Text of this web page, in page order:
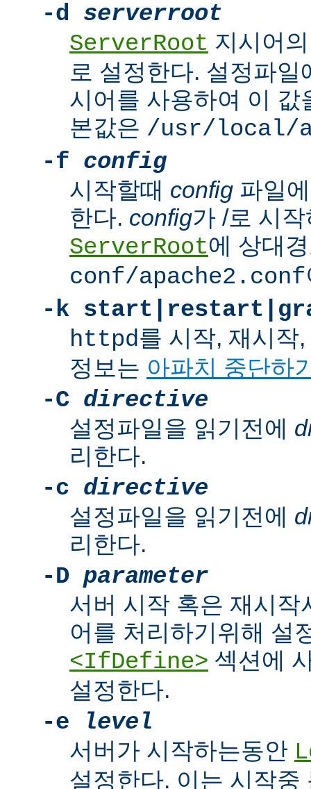
-d serverroot
ServerRoot 지시어
로 설정한다. 설정파
시어를 사용하여 이 값
본값은 /usr/local/
-f config
시작할때 config 파일
한다. config가 /로 시
ServerRoot에 상대
conf/apache2.conf
-k
httpd를 시작, 재시작
정보는 아파치 중단하
-C directive
설정파일을 읽기전에
리한다.
-c directive
설정파일을 읽기전에
리한다.
-D parameter
서버 시작 혹은 재시작
어를 처리하기위해 설
<IfDefine> 섹션에
설정한다.
-e
level
서버가 시작하는동안
설정한다. 이는 시작중